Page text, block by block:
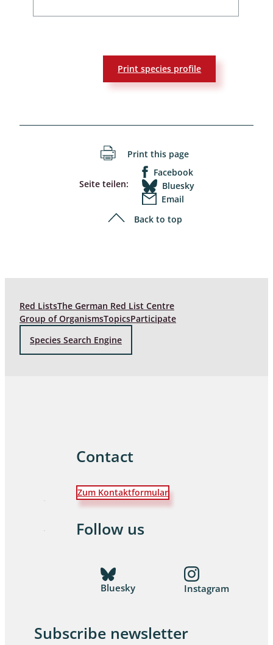
Print species profile
Print this page
Seite teilen:
Facebook
Bluesky
Email
Back to top
Red ListsThe German Red List Centre
Group of OrganismsTopicsParticipate
Species Search Engine
Contact
Zum Kontaktformular
Follow us
Bluesky Instagram
Subscribe newsletter